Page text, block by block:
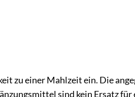
zu einer Mahlzeit ein. Die
sind kein Ersatz für